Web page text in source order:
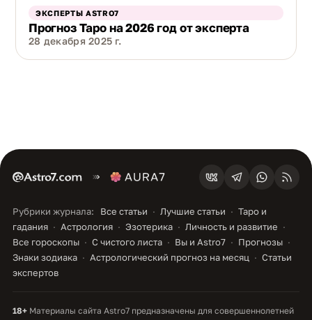
ЭКСПЕРТЫ ASTRO7
Прогноз Таро на 2026 год от эксперта
28 декабря 2025 г.
Рубрики журнала: Все статьи Лучшие статьи
Таро и
гадания
Астрология Эзотерика
Личность и развитие
Все гороскопы
С чистого листа Вы и Astro7
Прогнозы
Знаки зодиака
Астрологический прогноз на месяц
Статьи
экспертов
18+ Материалы сайта Astro7 предназначены для совершеннолетней